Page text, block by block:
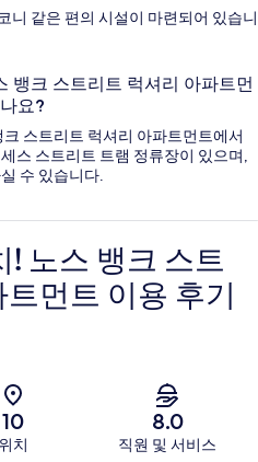
니 같은 편의 시설이 마련되어 있습니
뱅크 스트리트 럭셔리 아파트먼
요?
스트리트 럭셔리 아파트먼트에서
스 스트리트 트램 정류장이 있으며,
수 있습니다.
! 노스 뱅크 스트
먼트 이용 후기
10
위치
8.0
직원 및 서비스